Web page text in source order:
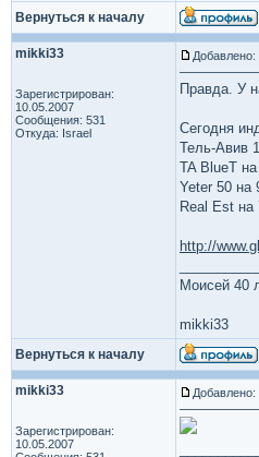
Вернуться к началу
mikki33
Зарегистрирован:
10.05.2007
Сообщения: 531
Откуда: Israel
Добавлено:
Правда. У
Сегодня
Тель-Авив
TA BlueT
Yeter 50 на
Real Est на
http://
Моисей 40
mikki33
Вернуться к началу
mikki33
Зарегистрирован:
10.05.2007
Добавлено: